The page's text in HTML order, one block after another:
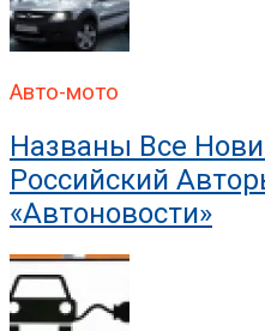
Авто-мото
Названы Все
Российский
«Автоновости»